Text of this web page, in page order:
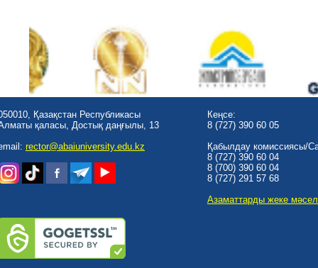
Қазақстан Республикасы
қаласы, Достық даңғылы, 13
rector@abaiuniversity.edu.kz
Кеңсе:
8 (727) 390 60 05
Қабылдау комиссиясы/
8 (727) 390 60 04
8 (700) 390 60 04
8 (727) 291 57 68
Азаматтарды жеке